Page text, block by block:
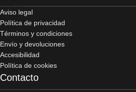
Aviso legal
Política de privacidad
Términos y condiciones
Envío y devoluciones
Accesibilidad
Política de cookies
Contacto